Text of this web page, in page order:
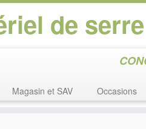
de
Magasin et SAV Occasions